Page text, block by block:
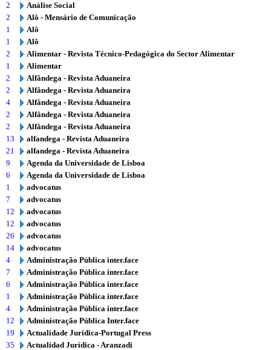
2
Análise Social
2
Alô - Mensário de Comunicação
1
Alô
1
Alô
2
Alimentar - Revista Técnico-Pedagógica do Sector Alimentar
1
Alimentar
2
Alfândega - Revista Aduaneira
2
Alfândega - Revista Aduaneira
4
Alfândega - Revista Aduaneira
2
Alfândega - Revista Aduaneira
2
Alfândega - Revista Aduaneira
13
alfandega - Revista Aduaneira
21
alfandega - Revista Aduaneira
9
Agenda da Universidade de Lisboa
6
Agenda da Universidade de Lisboa
1
advocatus
7
advocatus
12
advocatus
12
advocatus
26
advocatus
14
advocatus
4
Administração Pública inter.face
7
Administração Pública inter.face
6
Administração Pública inter.face
1
Administração Pública inter.face
4
Administração Pública inter.face
12
Administração Pública Inter.face
19
Actualidade Jurídica-Portugal Press
35
Actualidad Jurídica - Aranzadi